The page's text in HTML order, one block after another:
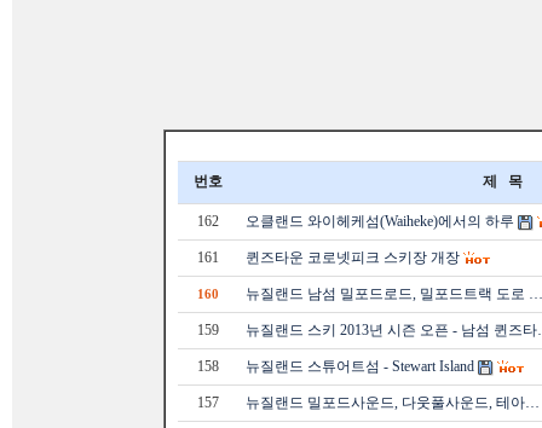
번호 제 목
162 오클랜드 와이헤케섬(Waiheke)에서의 하루
161 퀸즈타운 코로넷피크 스키장 개장
160 뉴질랜드 남섬 밀포드로드, 밀포드트랙 도로 …
159 뉴질랜드 스키 2013년 시즌 오픈 - 남섬 퀸즈
158 뉴질랜드 스튜어트섬 - Stewart Island
157 뉴질랜드 밀포드사운드, 다웃풀사운드, 테아…